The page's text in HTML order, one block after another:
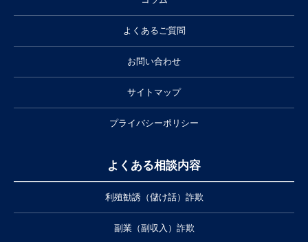
よくあるご質問
お問い合わせ
サイトマップ
プライバシーポリシー
よくある相談内容
利殖勧誘（儲け話）詐欺
副業（副収入）詐欺